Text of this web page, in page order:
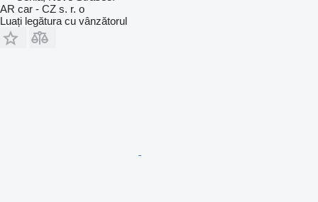
AR car - CZ s. r. o
Luați legătura cu vânzătorul